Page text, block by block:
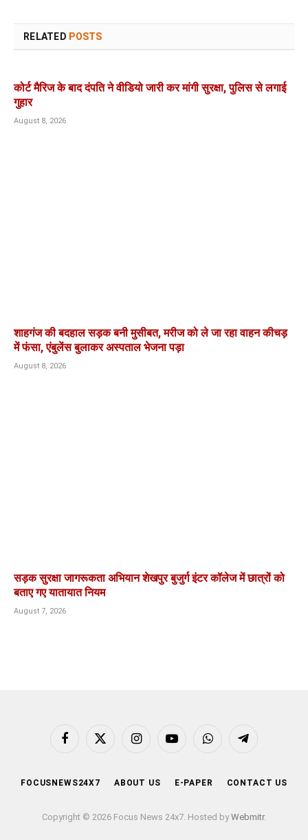
RELATED POSTS
कोर्ट मैरिज के बाद दंपति ने वीडियो जारी कर मांगी सुरक्षा, पुलिस से लगाई
गुहार
August 8, 2026
शाहगंज की बदहाल सड़क बनी मुसीबत, मरीज को ले जा रहा वाहन कीचड़
में फंसा, एंबुलेंस बुलाकर अस्पताल भेजना पड़ा
August 8, 2026
सड़क सुरक्षा जागरूकता अभियान शेखपुर बुजुर्ग इंटर कॉलेज में छात्रों को
बताए गए यातायात नियम
August 7, 2026
Facebook
X
InstagramYouTubeWhatsAppTelegram
FOCUSNEWS24X7 ABOUT US E-PAPER CONTACT US
Copyright © 2026 Focus News 24x7. Hosted byWebmitr.